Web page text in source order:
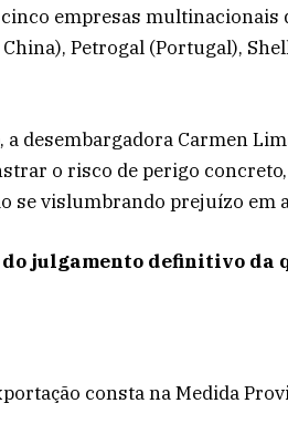
empresas multinacionais
Petrogal (Portugal),
desembargadora Carmen
o risco de perigo
se vislumbrando prejuízo em
julgamento definitivo da
consta na Medida